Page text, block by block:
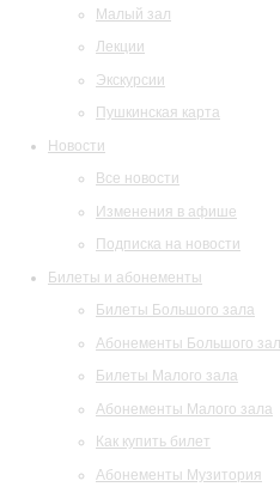
Малый зал
Лекции
Экскурсии
Пушкинская карта
Новости
Все новости
Изменения в афише
Подписка на новости
Билеты и абонементы
Билеты Большого зала
Абонементы Большого
Билеты Малого зала
Абонементы Малого зала
Как купить билет
Абонементы Музитория